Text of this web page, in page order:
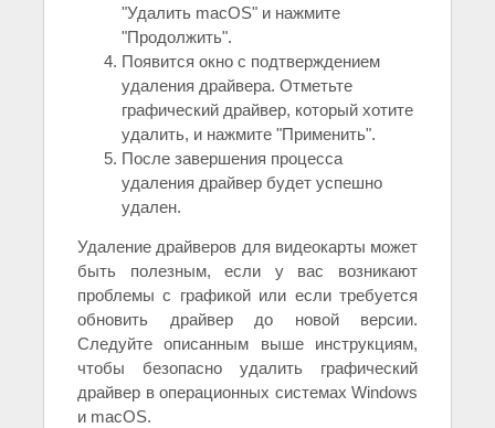
"Удалить macOS" и нажмите
"Продолжить".
Появится окно с подтверждением
удаления драйвера. Отметьте
графический драйвер, который хотите
удалить, и нажмите "Применить".
После завершения процесса
удаления драйвер будет успешно
удален.
Удаление драйверов для видеокарты может
быть полезным, если у вас возникают
проблемы с графикой или если требуется
обновить драйвер до новой версии.
Следуйте описанным выше инструкциям,
чтобы безопасно удалить графический
драйвер в операционных системах Windows
и macOS.